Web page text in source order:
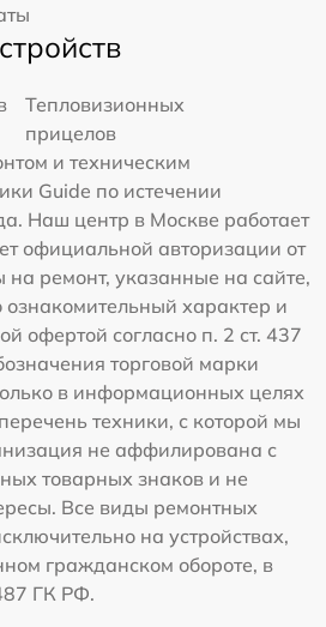
Тепловизионных
прицелов
и техническим
Guide по истечении
Наш центр в Москве работает
официальной авторизации от
ремонт, указанные на сайте,
ознакомительный характер и
офертой согласно п. 2 ст. 437
торговой марки
в информационных целях
техники, с которой мы
не аффилирована с
товарных знаков и не
Все виды ремонтных
на устройствах,
гражданском обороте, в
ГК РФ.